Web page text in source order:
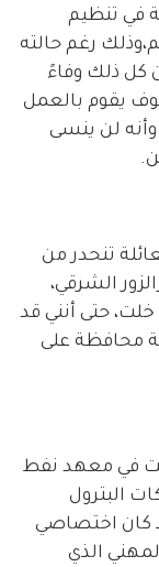
في تنظيم
رغم حالته
كل ذلك وفاءً
يقوم بالعمل
لن ينسى
تنحدر من
الشرقي،
حتى أنني قد
محافظة على
في معهد نفط
البترول
كان اختصاصي
الذي